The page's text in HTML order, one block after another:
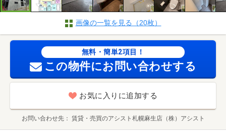
画像の一覧を見る（20枚）
無料・簡単2項目！
この物件にお問い合わせする
お気に入りに追加する
お問い合わせ先 賃貸・売買のアシスト札幌麻生店（株）アシスト